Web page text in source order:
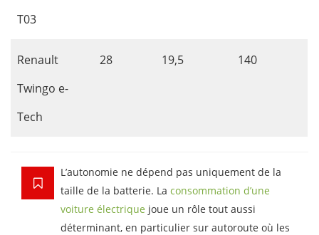
T03
Renault
Twingo e-
Tech
28 19,5 140
L’autonomie ne dépend pas uniquement de la
taille de la batterie. La consommation d’une
voiture électrique joue un rôle tout aussi
déterminant, en particulier sur autoroute où les